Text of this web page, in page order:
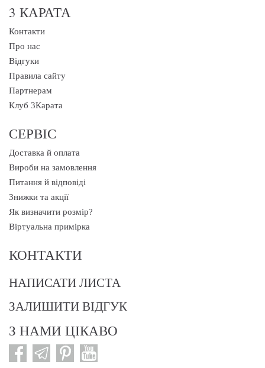
3 КАРАТА
Контакти
Про нас
Відгуки
Правила сайту
Партнерам
Клуб 3Карата
СЕРВІС
Доставка й оплата
Вироби на замовлення
Питання й відповіді
Знижки та акції
Як визначити розмір?
Віртуальна примірка
КОНТАКТИ
НАПИСАТИ ЛИСТА
ЗАЛИШИТИ ВІДГУК
З НАМИ ЦІКАВО